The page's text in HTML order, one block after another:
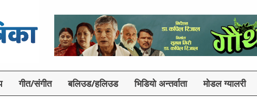
गीत/संगीत बलिउड/हलिउड भिडियो अन्तर्वाता मोडल ग्यालरी